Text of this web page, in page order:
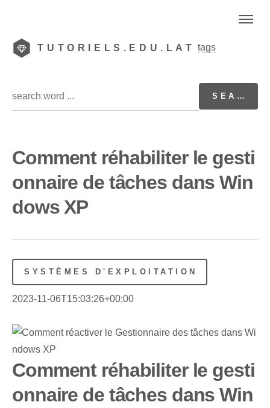
TUTORIELS.EDU.LAT tags
Comment réhabiliter le gesti
onnaire de tâches dans Win
dows XP
SYSTÈMES D'EXPLOITATION
2023-11-06T15:03:26+00:00
Comment réhabiliter le gesti
onnaire de tâches dans Win